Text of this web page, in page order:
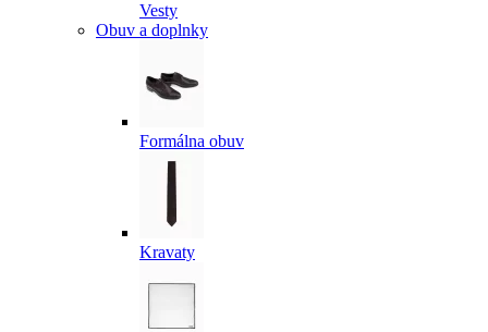
Vesty
Obuv a doplnky
Formálna obuv
Kravaty